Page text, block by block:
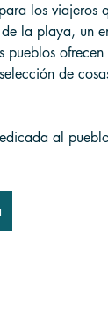
los viajeros
de la playa, un
pueblos
de
al